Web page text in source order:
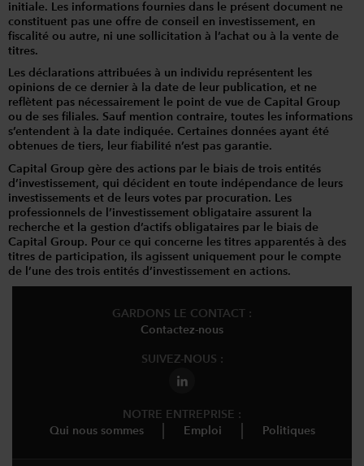
initiale. Les informations fournies dans le présent document ne
constituent pas une offre de conseil en investissement, en
fiscalité ou autre, ni une sollicitation à l’achat ou à la vente de
titres.
Les déclarations attribuées à un individu représentent les
opinions de ce dernier à la date de leur publication, et ne
reflètent pas nécessairement le point de vue de Capital Group
ou de ses filiales. Sauf mention contraire, toutes les informations
s’entendent à la date indiquée. Certaines données ayant été
obtenues de tiers, leur fiabilité n’est pas garantie.
Capital Group gère des actions par le biais de trois entités
d’investissement, qui décident en toute indépendance de leurs
investissements et de leurs votes par procuration. Les
professionnels de l’investissement obligataire assurent la
recherche et la gestion d’actifs obligataires par le biais de
Capital Group. Pour ce qui concerne les titres apparentés à des
titres de participation, ils agissent uniquement pour le compte
de l’une des trois entités d’investissement en actions.
GARDONS LE CONTACT :
Contactez-nous
SUIVEZ-NOUS :
NOTRE ENTREPRISE :
Qui nous sommes
Emploi Politiques